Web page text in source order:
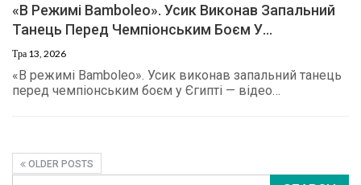
«В Режимі Bamboleo». Усик Виконав Запальний
Танець Перед Чемпіонським Боєм У…
Тра 13, 2026
«В режимі Bamboleo». Усик виконав запальний танець
перед чемпіонським боєм у Єгипті — відео…
OLDER POSTS